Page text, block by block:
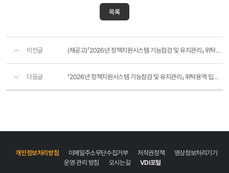
목록
이전글 (재공고)「2026년 정책지원시스템 기능점검 및 유지관리」 위탁용역 입찰 공고 (긴급)
다음글 「2026년 정책지원시스템 기능점검 및 유지관리」 위탁용역 입찰 공고 (긴급)
개인정보처리방침 이메일주소무단수집거부 저작권정책
영상정보처리기기
운영·관리 방침
오시는길 VDI포털